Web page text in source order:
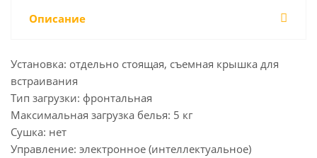
Описание
Установка: отдельно стоящая, съемная крышка для
встраивания
Тип загрузки: фронтальная
Максимальная загрузка белья: 5 кг
Сушка: нет
Управление: электронное (интеллектуальное)